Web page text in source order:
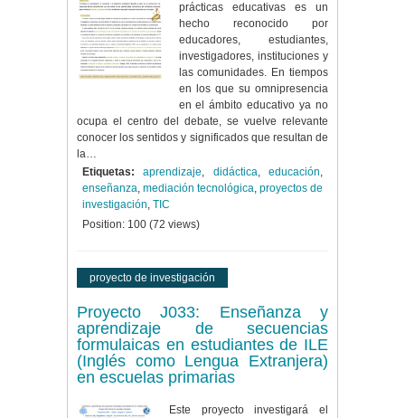
prácticas educativas es un
hecho reconocido por
educadores, estudiantes,
investigadores, instituciones y
las comunidades. En tiempos
en los que su omnipresencia
en el ámbito educativo ya no
ocupa el centro del debate, se vuelve relevante
conocer los sentidos y significados que resultan de
la…
Etiquetas:
aprendizaje, didáctica,educación,
enseñanza, mediación tecnológica, proyectos de
investigación, TIC
Position: 100 (72 views)
proyecto de investigación
Proyecto J033: Enseñanza y
aprendizaje de secuencias
formulaicas en estudiantes de ILE
(Inglés como Lengua Extranjera)
en escuelas primarias
Este proyecto investigará el